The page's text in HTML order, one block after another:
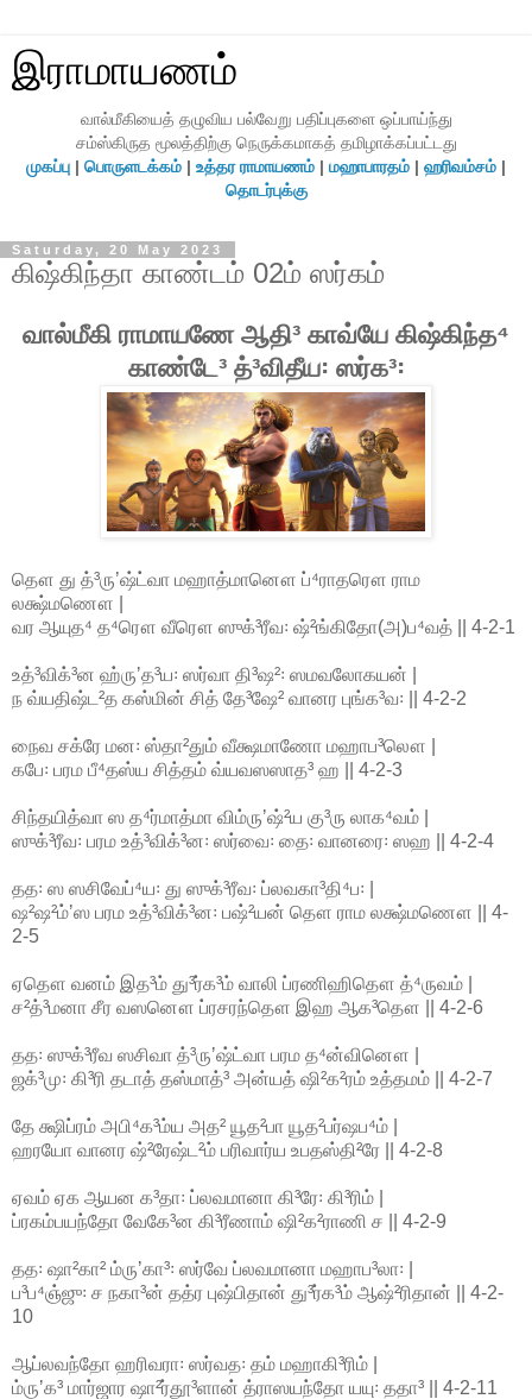
இராமாயணம்
வால்மீகியைத் தழுவிய பல்வேறு பதிப்புகளை ஒப்பாய்ந்து
சம்ஸ்கிருத மூலத்திற்கு நெருக்கமாகத் தமிழாக்கப்பட்டது
முகப்பு | பொருளடக்கம் | உத்தர ராமாயணம் | மஹாபாரதம் | ஹரிவம்சம் |
தொடர்புக்கு
Saturday, 20 May 2023
கிஷ்கிந்தா காண்டம் 02ம் ஸர்கம்
வால்மீகி ராமாயணே ஆதி³ காவ்யே கிஷ்கிந்த⁴
காண்டே³ த்³விதீய꞉ ஸர்க³꞉
தௌ து த்³ருʼஷ்ட்வா மஹாத்மானௌ ப்⁴ராதரௌ ராம
லக்ஷ்மணௌ |
வர ஆயுத⁴ த⁴ரௌ வீரௌ ஸுக்³ரீவ꞉ ஷ்²ங்கிதோ(அ)ப⁴வத் || 4-2-1
உத்³விக்³ன ஹ்ருʼத³ய꞉ ஸர்வா தி³ஷ²꞉ ஸமவலோகயன் |
ந வ்யதிஷ்ட²த கஸ்மின் சித் தே³ஷே² வானர புங்க³வ꞉ || 4-2-2
நைவ சக்ரே மன꞉ ஸ்தா²தும் வீக்ஷமாணோ மஹாப³லௌ |
கபே꞉ பரம பீ⁴தஸ்ய சித்தம் வ்யவஸஸாத³ ஹ || 4-2-3
சிந்தயித்வா ஸ த⁴ர்மாத்மா விம்ருʼஷ்²ய கு³ரு லாக⁴வம் |
ஸுக்³ரீவ꞉ பரம உத்³விக்³ன꞉ ஸர்வை꞉ தை꞉ வானரை꞉ ஸஹ || 4-2-4
தத꞉ ஸ ஸசிவேப்⁴ய꞉ து ஸுக்³ரீவ꞉ ப்லவகா³தி⁴ப꞉ |
ஷ²ஷ²ம்ʼஸ பரம உத்³விக்³ன꞉ பஷ்²யன் தௌ ராம லக்ஷ்மணௌ || 4-
2-5
ஏதௌ வனம் இத³ம் து³ர்க³ம் வாலி ப்ரணிஹிதௌ த்⁴ருவம் |
ச²த்³மனா சீர வஸனௌ ப்ரசரந்தௌ இஹ ஆக³தௌ || 4-2-6
தத꞉ ஸுக்³ரீவ ஸசிவா த்³ருʼஷ்ட்வா பரம த⁴ன்வினௌ |
ஜக்³மு꞉ கி³ரி தடாத் தஸ்மாத்³ அன்யத் ஷி²க²ரம் உத்தமம் || 4-2-7
தே க்ஷிப்ரம் அபி⁴க³ம்ய அத² யூத²பா யூத²பர்ஷப⁴ம் |
ஹரயோ வானர ஷ்²ரேஷ்ட²ம் பரிவார்ய உபதஸ்தி²ரே || 4-2-8
ஏவம் ஏக ஆயன க³தா꞉ ப்லவமானா கி³ரே꞉ கி³ரிம் |
ப்ரகம்பயந்தோ வேகே³ன கி³ரீணாம் ஷி²க²ராணி ச || 4-2-9
தத꞉ ஷா²கா² ம்ருʼகா³꞉ ஸர்வே ப்லவமானா மஹாப³லா꞉ |
ப³ப⁴ஞ்ஜு꞉ ச நகா³ன் தத்ர புஷ்பிதான் து³ர்க³ம் ஆஷ்²ரிதான் || 4-2-
10
ஆப்லவந்தோ ஹரிவரா꞉ ஸர்வத꞉ தம் மஹாகி³ரிம் |
ம்ருʼக³ மார்ஜார ஷா²ர்தூ³ளான் த்ராஸயந்தோ யயு꞉ ததா³ || 4-2-11